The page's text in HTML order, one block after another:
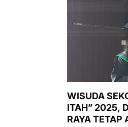
WISUDA
ITAH” 2025,
RAYA TETAP